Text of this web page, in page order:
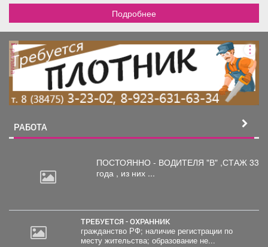
Подробнее
реклама
РАБОТА
ПОСТОЯННО - ВОДИТЕЛЯ "В" ,СТАЖ 33
года , из них ...
ТРЕБУЕТСЯ - ОХРАННИК
гражданство РФ; наличие регистрации по
месту жительства; образование не...